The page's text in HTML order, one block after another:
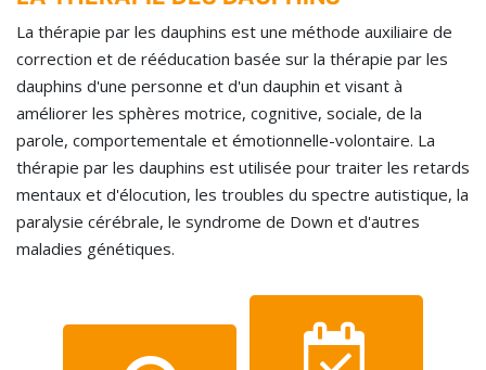
La thérapie par les dauphins est une méthode auxiliaire de
correction et de rééducation basée sur la thérapie par les
dauphins d'une personne et d'un dauphin et visant à
améliorer les sphères motrice, cognitive, sociale, de la
parole, comportementale et émotionnelle-volontaire. La
thérapie par les dauphins est utilisée pour traiter les retards
mentaux et d'élocution, les troubles du spectre autistique, la
paralysie cérébrale, le syndrome de Down et d'autres
maladies génétiques.